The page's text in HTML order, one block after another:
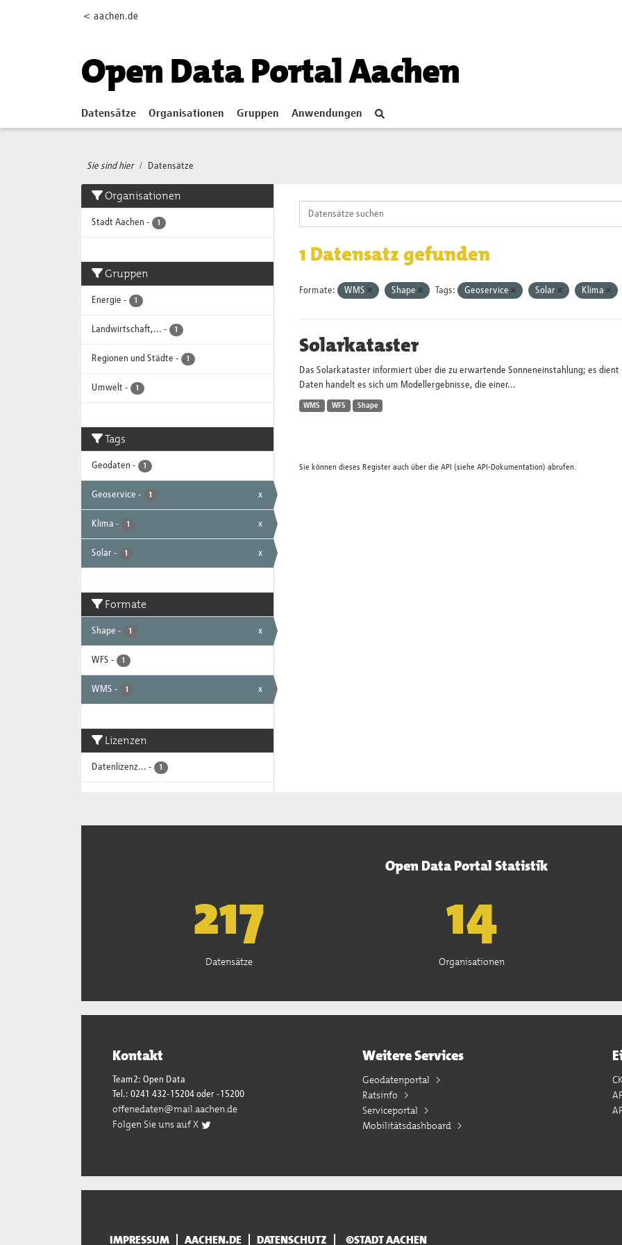
< aachen.de
Open Data Portal Aachen
Datensätze Organisationen Gruppen Anwendungen
Sie sind hier Datensätze
Organisationen
Stadt Aachen - 1
Gruppen
Energie - 1
Landwirtschaft,... - 1
Regionen und Städte - 1
Umwelt - 1
Tags
Geodaten - 1
Geoservice - 1 x
Klima - 1 x
Solar - 1 x
Formate
Shape - 1 x
WFS - 1
WMS - 1 x
Lizenzen
Datenlizenz... - 1
1 Datensatz gefunden
Formate: WMS Shape Tags: Geoservice Solar Klima
Solarkataster
Das Solarkataster informiert über die zu erwartende Sonneneinstahlung; es
Daten handelt es sich um Modellergebnisse, die einer...
WMS WFS Shape
Sie können dieses Register auch über die API (siehe API-Dokumentation) abrufen.
Open Data Portal Statistik
221
Datensätze
15
Organisationen
Kontakt
Team2: Open Data
Tel.: 0241 432-15204 oder -15200
offenedaten@mail.aachen.de
Folgen Sie uns auf X
Weitere Services
Geodatenportal
Ratsinfo
Serviceportal
Mobilitätsdashboard
IMPRESSUM AACHEN.DE DATENSCHUTZ ©STADT AACHEN